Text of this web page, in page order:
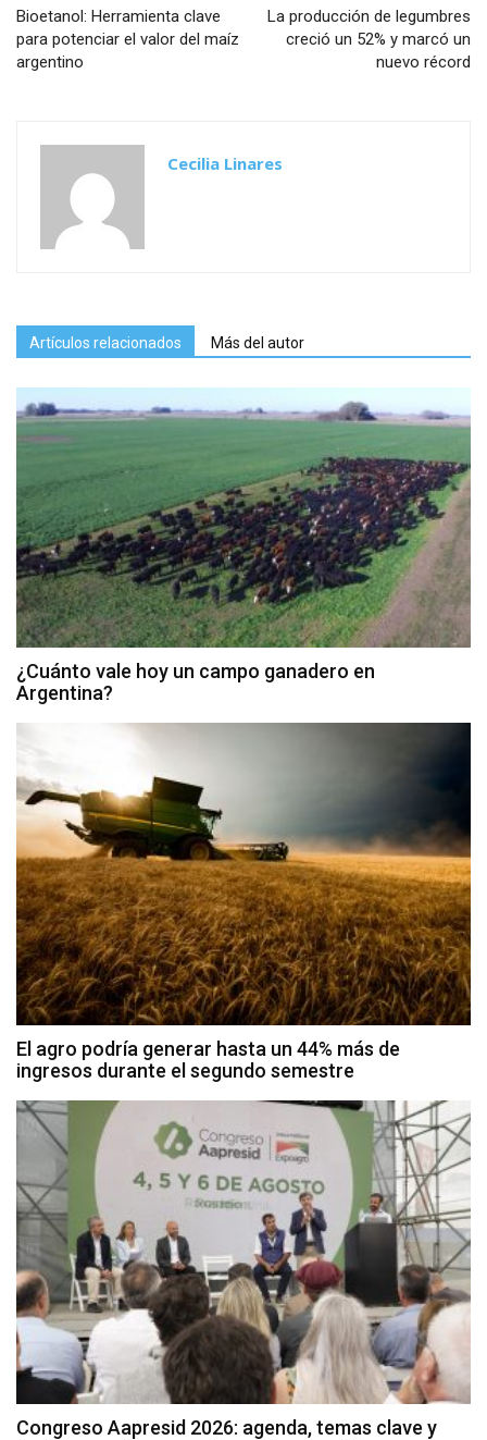
Bioetanol: Herramienta clave
para potenciar el valor del maíz
argentino
La producción de legumbres
creció un 52% y marcó un
nuevo récord
Cecilia Linares
Artículos relacionados Más del autor
¿Cuánto vale hoy un campo ganadero en
Argentina?
El agro podría generar hasta un 44% más de
ingresos durante el segundo semestre
Congreso Aapresid 2026: agenda, temas clave y